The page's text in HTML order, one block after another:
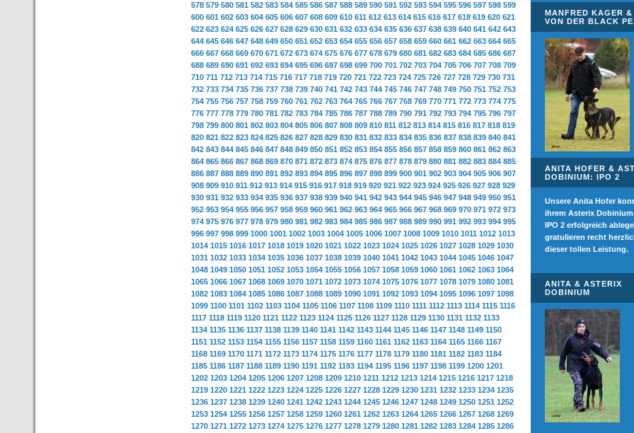
578 579 580 581 582 583 584 585 586 587 588 589 590 591 592 593 594 595 596 597 598 599
600 601 602 603 604 605 606 607 608 609 610 611 612 613 614 615 616 617 618 619 620 621
622 623 624 625 626 627 628 629 630 631 632 633 634 635 636 637 638 639 640 641 642 643
644 645 646 647 648 649 650 651 652 653 654 655 656 657 658 659 660 661 662 663 664 665
666 667 668 669 670 671 672 673 674 675 676 677 678 679 680 681 682 683 684 685 686 687
688 689 690 691 692 693 694 695 696 697 698 699 700 701 702 703 704 705 706 707 708 709
710 711 712 713 714 715 716 717 718 719 720 721 722 723 724 725 726 727 728 729 730 731
732 733 734 735 736 737 738 739 740 741 742 743 744 745 746 747 748 749 750 751 752 753
754 755 756 757 758 759 760 761 762 763 764 765 766 767 768 769 770 771 772 773 774 775
776 777 778 779 780 781 782 783 784 785 786 787 788 789 790 791 792 793 794 795 796 797
798 799 800 801 802 803 804 805 806 807 808 809 810 811 812 813 814 815 816 817 818 819
820 821 822 823 824 825 826 827 828 829 830 831 832 833 834 835 836 837 838 839 840 841
842 843 844 845 846 847 848 849 850 851 852 853 854 855 856 857 858 859 860 861 862 863
864 865 866 867 868 869 870 871 872 873 874 875 876 877 878 879 880 881 882 883 884 885
886 887 888 889 890 891 892 893 894 895 896 897 898 899 900 901 902 903 904 905 906 907
908 909 910 911 912 913 914 915 916 917 918 919 920 921 922 923 924 925 926 927 928 929
930 931 932 933 934 935 936 937 938 939 940 941 942 943 944 945 946 947 948 949 950 951
952 953 954 955 956 957 958 959 960 961 962 963 964 965 966 967 968 969 970 971 972 973
974 975 976 977 978 979 980 981 982 983 984 985 986 987 988 989 990 991 992 993 994 995
996 997 998 999 1000 1001 1002 1003 1004 1005 1006 1007 1008 1009 1010 1011 1012 1013
1014 1015 1016 1017 1018 1019 1020 1021 1022 1023 1024 1025 1026 1027 1028 1029 1030
1031 1032 1033 1034 1035 1036 1037 1038 1039 1040 1041 1042 1043 1044 1045 1046 1047
1048 1049 1050 1051 1052 1053 1054 1055 1056 1057 1058 1059 1060 1061 1062 1063 1064
1065 1066 1067 1068 1069 1070 1071 1072 1073 1074 1075 1076 1077 1078 1079 1080 1081
1082 1083 1084 1085 1086 1087 1088 1089 1090 1091 1092 1093 1094 1095 1096 1097 1098
1099 1100 1101 1102 1103 1104 1105 1106 1107 1108 1109 1110 1111 1112 1113 1114 1115 1116
1117 1118 1119 1120 1121 1122 1123 1124 1125 1126 1127 1128 1129 1130 1131 1132 1133
1134 1135 1136 1137 1138 1139 1140 1141 1142 1143 1144 1145 1146 1147 1148 1149 1150
1151 1152 1153 1154 1155 1156 1157 1158 1159 1160 1161 1162 1163 1164 1165 1166 1167
1168 1169 1170 1171 1172 1173 1174 1175 1176 1177 1178 1179 1180 1181 1182 1183 1184
1185 1186 1187 1188 1189 1190 1191 1192 1193 1194 1195 1196 1197 1198 1199 1200 1201
1202 1203 1204 1205 1206 1207 1208 1209 1210 1211 1212 1213 1214 1215 1216 1217 1218
1219 1220 1221 1222 1223 1224 1225 1226 1227 1228 1229 1230 1231 1232 1233 1234 1235
1236 1237 1238 1239 1240 1241 1242 1243 1244 1245 1246 1247 1248 1249 1250 1251 1252
1253 1254 1255 1256 1257 1258 1259 1260 1261 1262 1263 1264 1265 1266 1267 1268 1269
1270 1271 1272 1273 1274 1275 1276 1277 1278 1279 1280 1281 1282 1283 1284 1285 1286
MANFRED KAGER &
VON DER BLACK
ANITA HOFER &
DOBINIUM: IPO 2
Unsere Anita Hofer
ihrem Asterix
IPO 2 erfolgreich
gratulieren recht
dieser tollen Leistung.
ANITA & ASTERIX
DOBINIUM